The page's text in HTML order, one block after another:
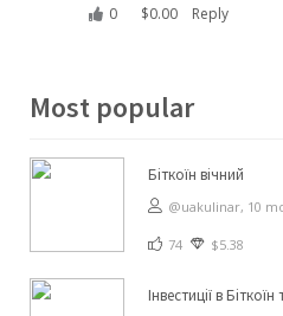
0 $0.00 Reply
Most popular
Біткоїн вічний
@uakulinar, 10
74 $5.38
Інвестиції в